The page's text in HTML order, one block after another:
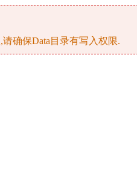
确保Data目录有写入权限.